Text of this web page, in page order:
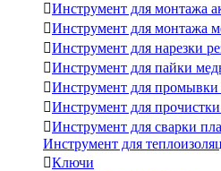
Инструмент для монтажа
Инструмент для монтажа
Инструмент для нарезки
Инструмент для пайки
Инструмент для промывки
Инструмент для
Инструмент для сварки
Инструмент для
Ключи